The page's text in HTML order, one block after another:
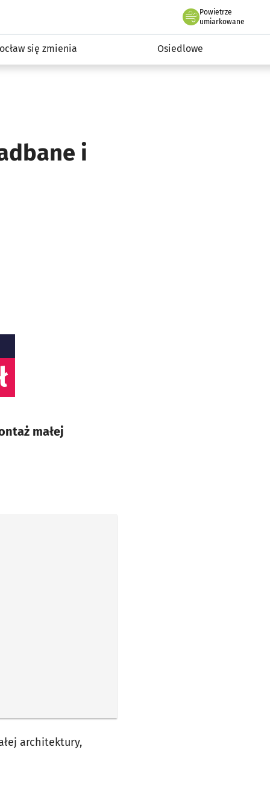
- miejskie inwestycje 2019-2032
Powietrze
we Wrocławiu
umiarkowane
się zmienia Osiedlowe
i
małej
architektury,